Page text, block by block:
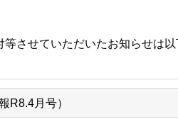
させていただいたお知らせは
R8.4月号）